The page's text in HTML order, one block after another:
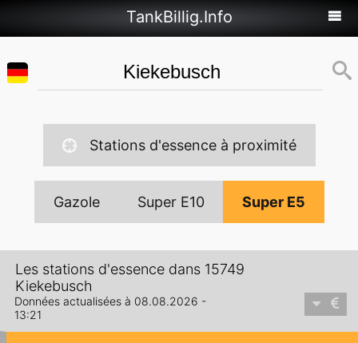
TankBillig.Info
Stations d'essence à proximité
Gazole Super E10 Super E5
Les stations d'essence dans 15749
Kiekebusch
Données actualisées à 08.08.2026 -
13:21